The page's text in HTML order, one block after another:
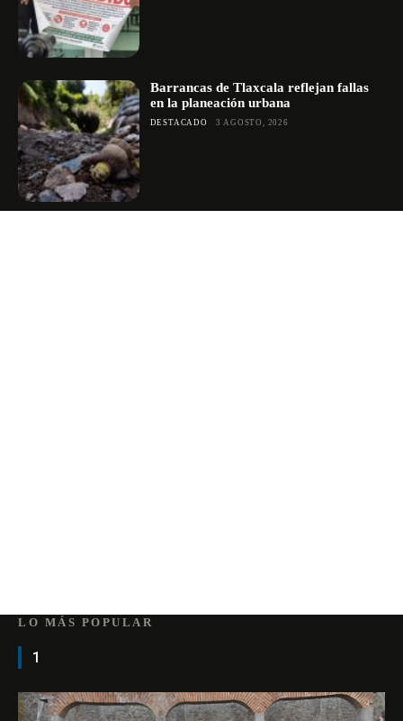
Barrancas de Tlaxcala reflejan fallas
en la planeación urbana
DESTACADO 3 AGOSTO, 2026
LO MÁS POPULAR
1